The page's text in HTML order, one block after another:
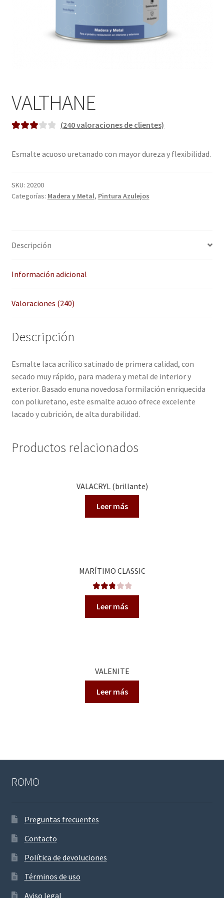
Finalizar compra
Política de cookies
Preguntas frecuentes
Quienes somos
Términos de uso
Tienda
Tu Proyecto
VALTHANE
o
3.00
en
puntuac
(240valoraciones de clientes)
Esmalte acuoso uretanado con mayor dureza y flexibilidad.
SKU: 20200
Categorías: Madera y Metal, Pintura Azulejos
Descripción
Información adicional
Valoraciones (240)
Descripción
Esmalte laca acrílico satinado de primera calidad, con
secado muy rápido, para madera y metal de interior y
exterior. Basado enuna novedosa formilación enriquecida
con poliuretano, este esmalte acuoo ofrece excelente
lacado y cubrición, de alta durabilidad.
Productos relacionados
VALACRYL (brillante)
Leer más
MARÍTIMO CLASSIC
Valorad
o en
2.86de
Leer más
VALENITE
Leer más
ROMO
Preguntas frecuentes
Contacto
Política de devoluciones
Términos de uso
Aviso legal